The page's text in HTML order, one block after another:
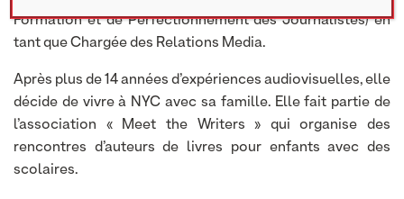
Formation et de Perfectionnement des Journalistes) en
tant que Chargée des Relations Media.
Après plus de 14 années d’expériences audiovisuelles, elle
décide de vivre à NYC avec sa famille. Elle fait partie de
l’association « Meet the Writers » qui organise des
rencontres d’auteurs de livres pour enfants avec des
scolaires.